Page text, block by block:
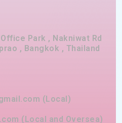
Park , Nakniwat Rd
, Bangkok , Thailand
(Local)
(Local and Oversea)